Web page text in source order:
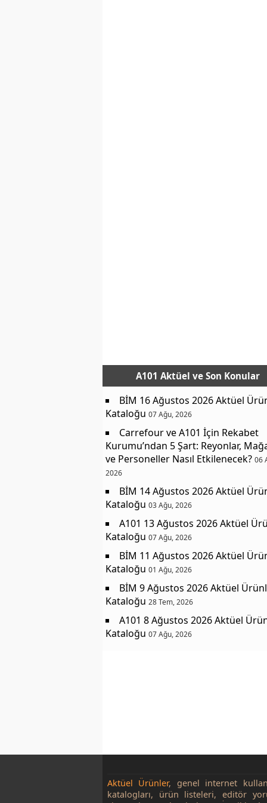
A101 Aktüel ve Son Konular
BİM 16 Ağustos 2026 Aktüel
Kataloğu 07 Ağu, 2026
Carrefour ve A101 İçin Rekabet
Kurumu’ndan 5 Şart: Reyonlar,
ve Personeller Nasıl Etkilenecek? 06
2026
BİM 14 Ağustos 2026 Aktüel
Kataloğu 03 Ağu, 2026
A101 13 Ağustos 2026 Aktüel
Kataloğu 07 Ağu, 2026
BİM 11 Ağustos 2026 Aktüel
Kataloğu 01 Ağu, 2026
BİM 9 Ağustos 2026 Aktüel
Kataloğu 28 Tem, 2026
A101 8 Ağustos 2026 Aktüel
Kataloğu 07 Ağu, 2026
Aktüel Ürünler, genel internet
katalogları, ürün listeleri, editör